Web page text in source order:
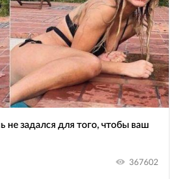
не задался для того, чтобы ваш
367602